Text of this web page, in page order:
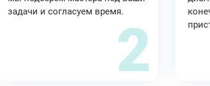
задачи и согласуем время.
2